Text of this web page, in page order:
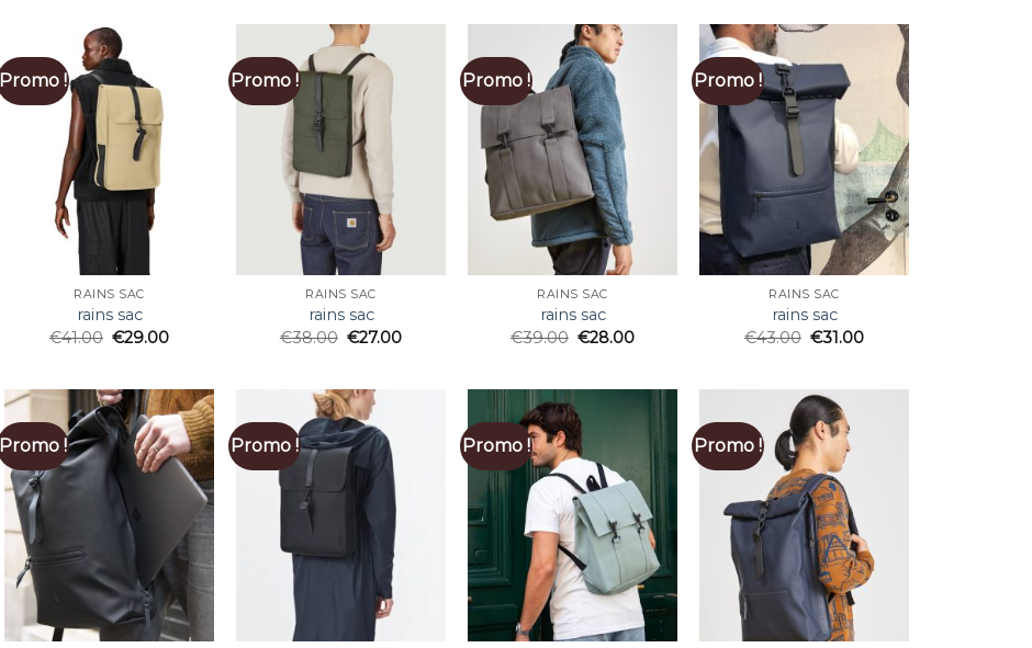
Promo !
RAINS SAC
rains sac
€41.00 €29.00
Promo !
RAINS SAC
rains sac
€38.00 €27.00
Promo !
RAINS SAC
rains sac
€39.00 €28.00
Promo !
RAINS SAC
rains sac
€43.00 €31.00
Promo ! Promo ! Promo ! Promo !